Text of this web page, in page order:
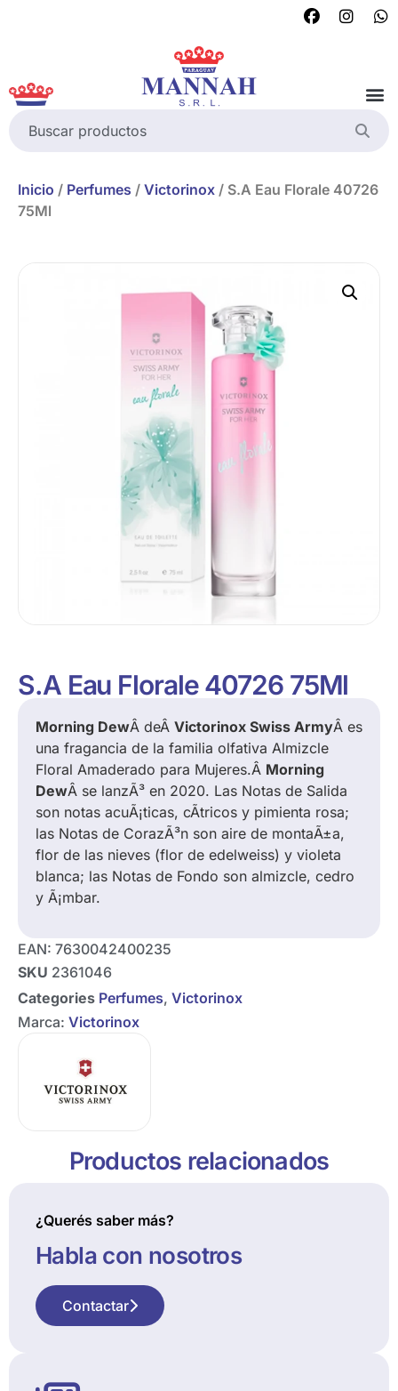
Inicio / Perfumes / Victorinox / S.A Eau Florale 40726
75Ml
S.A Eau Florale 40726 75Ml
Morning DewÂ deÂ Victorinox Swiss ArmyÂ es
una fragancia de la familia olfativa Almizcle
Floral Amaderado para Mujeres.Â Morning
DewÂ se lanzÃ³ en 2020. Las Notas de Salida
son notas acuÃ¡ticas, cÃ­tricos y pimienta rosa;
las Notas de CorazÃ³n son aire de montaÃ±a,
flor de las nieves (flor de edelweiss) y violeta
blanca; las Notas de Fondo son almizcle, cedro
y Ã¡mbar.
EAN: 7630042400235
SKU 2361046
Categories Perfumes, Victorinox
Marca: Victorinox
Productos relacionados
¿Querés saber más?
Habla con nosotros
Contactar